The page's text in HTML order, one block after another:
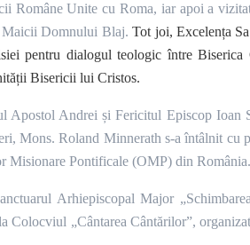
Române Unite cu Roma, iar apoi a
Maicii Domnului Blaj.Tot joi, Excelența
pentru dialogul teologic între Biserica
Bisericii lui Cristos.
Apostol Andrei și Fericitul Episcop Ioan
Mons. Roland Minnerath s-a întâlnit cu
Misionare Pontificale (OMP) din România.
Arhiepiscopal Major
„Cântarea Cântărilor”,